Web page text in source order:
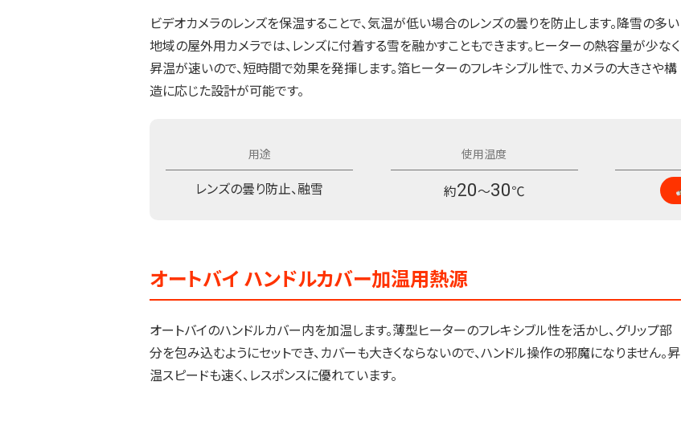
ビデオカメラのレンズを保温することで、気温が低い場合のレンズの曇りを防止します。降雪の多い
地域の屋外用カメラでは、レンズに付着する雪を融かすこともできます。ヒーターの熱容量が少なく
昇温が速いので、短時間で効果を発揮します。箔ヒーターのフレキシブル性で、カメラの大きさや構
造に応じた設計が可能です。
レンズの曇り防止、融雪 約20～30℃
オートバイ ハンドルカバー加温用熱源
オートバイのハンドルカバー内を加温します。薄型ヒーターのフレキシブル性を活かし、グリップ部
分を包み込むようにセットでき、カバーも大きくならないので、ハンドル操作の邪魔になりません。昇
温スピードも速く、レスポンスに優れています。